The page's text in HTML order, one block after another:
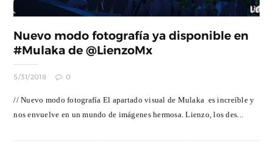
Nuevo modo fotografía ya disponible en
#Mulaka de @LienzoMx
5/31/2018 0
// Nuevo modo fotografía El apartado visual de Mulaka es increíble y
nos envuelve en un mundo de imágenes hermosa. Lienzo, los des...